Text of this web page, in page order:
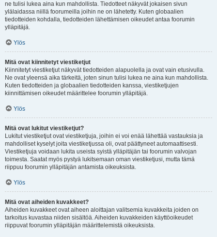
ne tulisi lukea aina kun mahdollista. Tiedotteet näkyvät jokaisen sivun
ylälaidassa niillä foorumeilla joihin ne on lähetetty. Kuten globaalien
tiedotteiden kohdalla, tiedotteiden lähettämisen oikeudet antaa foorumin
ylläpitäjä.
Ylös
Mitä ovat kiinnitetyt viestiketjut
Kiinnitetyt viestiketjut näkyvät tiedotteiden alapuolella ja ovat vain etusivulla.
Ne ovat yleensä aika tärkeitä, joten sinun tulisi lukea ne aina kun mahdollista.
Kuten tiedotteiden ja globaalien tiedotteiden kanssa, viestiketjujen
kiinnittämisen oikeudet määrittelee foorumin ylläpitäjä.
Ylös
Mitä ovat lukitut viestiketjut?
Lukitut viestiketjut ovat viestiketjuja, joihin ei voi enää lähettää vastauksia ja
mahdolliset kyselyt joita viestiketjussa oli, ovat päättyneet automaattisesti.
Viestiketjuja voidaan lukita useista syistä ylläpitäjän tai foorumin valvojan
toimesta. Saatat myös pystyä lukitsemaan oman viestiketjusi, mutta tämä
riippuu foorumin ylläpitäjän antamista oikeuksista.
Ylös
Mitä ovat aiheiden kuvakkeet?
Aiheiden kuvakkeet ovat aiheen aloittajan valitsemia kuvakkeita joiden on
tarkoitus kuvastaa niiden sisältöä. Aiheiden kuvakkeiden käyttöoikeudet
riippuvat foorumin ylläpitäjän määrittelemistä oikeuksista.